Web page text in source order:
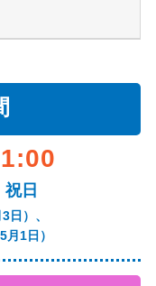
日
日）、
1日）